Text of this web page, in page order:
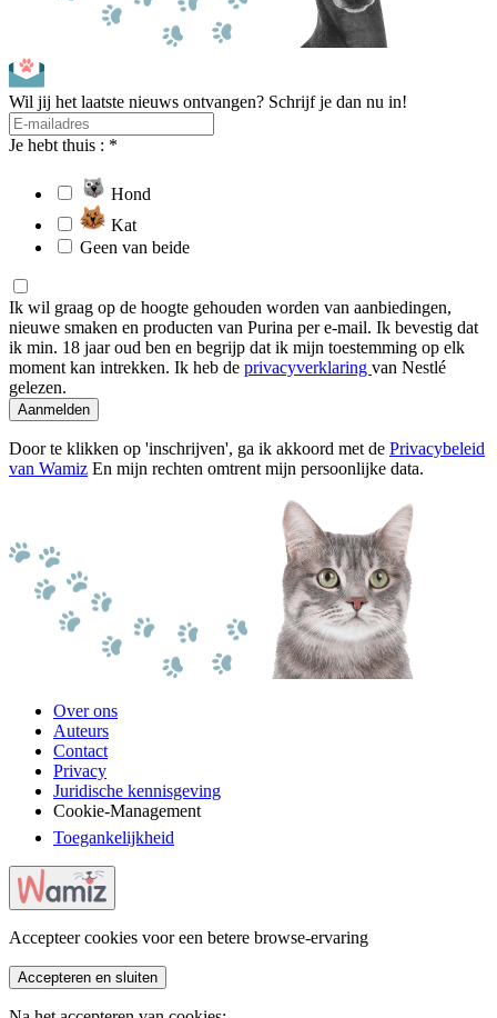
Wil jij het laatste nieuws ontvangen? Schrijf je dan nu in!
Je hebt thuis : *
Hond
Kat
Geen van beide
Ik wil graag op de hoogte gehouden worden van aanbiedingen,
nieuwe smaken en producten van Purina per e-mail. Ik bevestig dat
ik min. 18 jaar oud ben en begrijp dat ik mijn toestemming op elk
moment kan intrekken. Ik heb de privacyverklaring van Nestlé
gelezen.
Aanmelden
Door te klikken op 'inschrijven', ga ik akkoord met de Privacybeleid
van Wamiz En mijn rechten omtrent mijn persoonlijke data.
Over ons
Auteurs
Contact
Privacy
Juridische kennisgeving
Cookie-Management
Toegankelijkheid
Accepteer cookies voor een betere browse-ervaring
Accepteren en sluiten